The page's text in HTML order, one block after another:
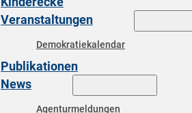
Veranstaltungen
Demokratiekalendar
Publikationen
News
Agenturmeldungen